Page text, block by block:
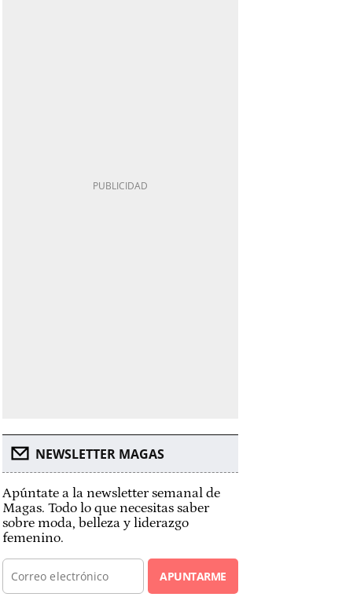
NEWSLETTER MAGAS
Apúntate a la newsletter semanal de
Magas. Todo lo que necesitas saber
sobre moda, belleza y liderazgo
femenino.
APUNTARME